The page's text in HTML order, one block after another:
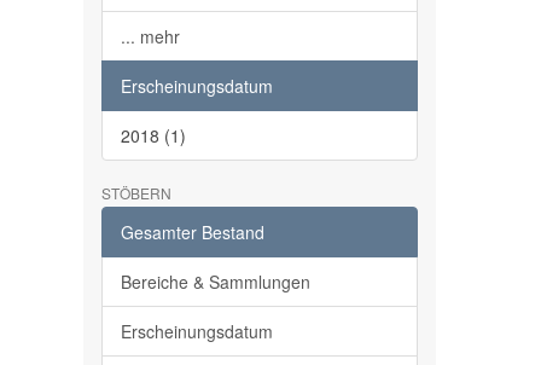
... mehr
Erscheinungsdatum
2018 (1)
STÖBERN
Gesamter Bestand
Bereiche & Sammlungen
Erscheinungsdatum